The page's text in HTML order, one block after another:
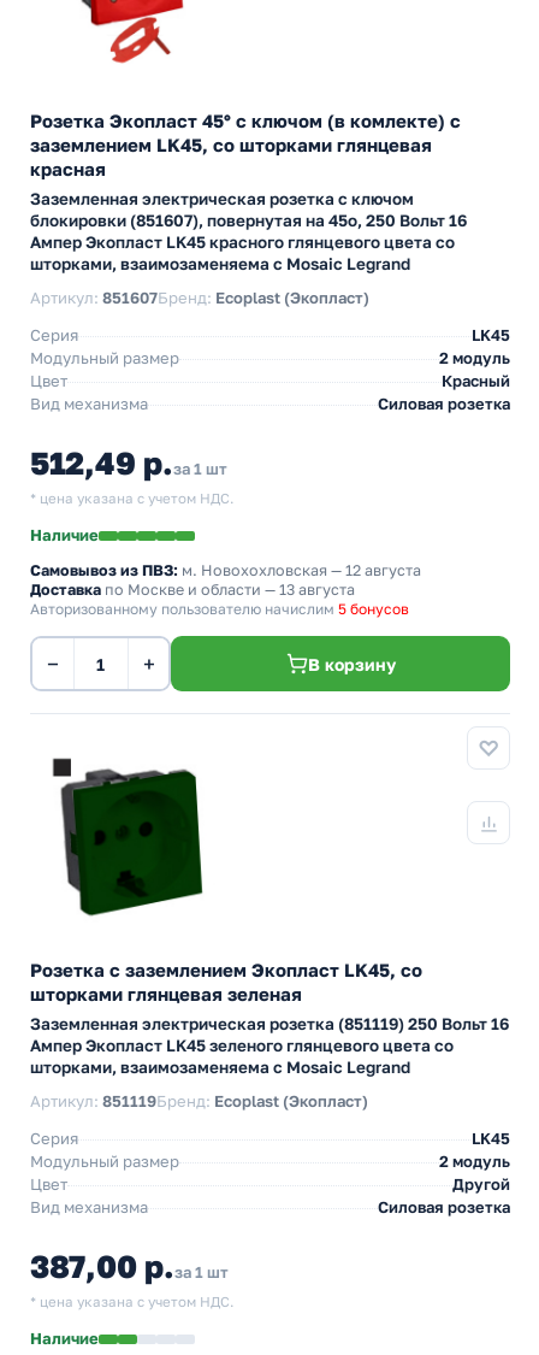
Розетка Экопласт 45° с ключом (в комлекте) с
заземлением LK45, со шторками глянцевая
красная
Заземленная электрическая розетка с ключом
блокировки (851607), повернутая на 45о, 250 Вольт 16
Ампер Экопласт LK45 красного глянцевого цвета со
шторками, взаимозаменяема с Mosaic Legrand
Артикул: 851607Бренд: Ecoplast (Экопласт)
Серия
LK45
Модульный размер
2 модуль
Цвет
Красный
Вид механизма
Силовая розетка
512,49 р.за 1 шт
* цена указана с учетом НДС.
Наличие
Самовывоз из ПВЗ: м. Новохохловская — 12 августа
Доставка по Москве и области — 13 августа
Авторизованному пользователю начислим 5 бонусов
− + В корзину
Розетка с заземлением Экопласт LK45, со
шторками глянцевая зеленая
Заземленная электрическая розетка (851119) 250 Вольт 16
Ампер Экопласт LK45 зеленого глянцевого цвета со
шторками, взаимозаменяема с Mosaic Legrand
Артикул: 851119Бренд: Ecoplast (Экопласт)
Серия
LK45
Модульный размер
2 модуль
Цвет
Другой
Вид механизма
Силовая розетка
387,00 р.за 1 шт
* цена указана с учетом НДС.
Наличие